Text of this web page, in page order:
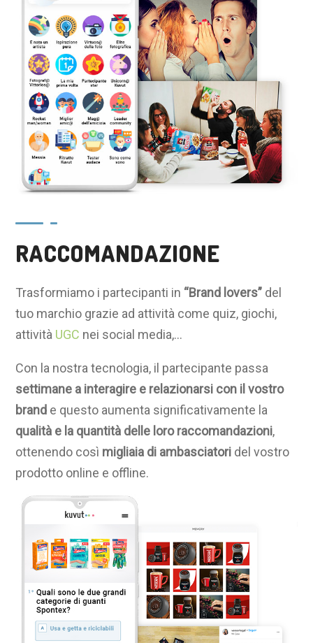
RACCOMANDAZIONE
Trasformiamo i partecipanti in “Brand lovers” del
tuo marchio grazie ad attività come quiz, giochi,
attività UGC nei social media,…
Con la nostra tecnologia, il partecipante passa
settimane a interagire e relazionarsi con il vostro
brand e questo aumenta significativamente la
qualità e la quantità delle loro raccomandazioni,
ottenendo così migliaia di ambasciatori del vostro
prodotto online e offline.